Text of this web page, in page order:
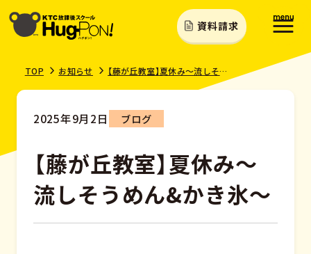
資料請求
TOP お知らせ 【藤が丘教室】夏休み～流しそうめん&かき氷～
2025年9月2日 ブログ
【藤が丘教室】夏休み～
流しそうめん&かき氷～